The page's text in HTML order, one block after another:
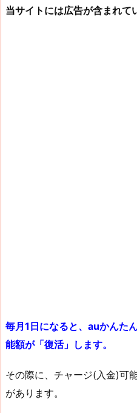
当サイトには広告が含まれて
毎月1日になると、auかんた
能額が「復活」します。
その際に、チャージ(入金)可
があります。